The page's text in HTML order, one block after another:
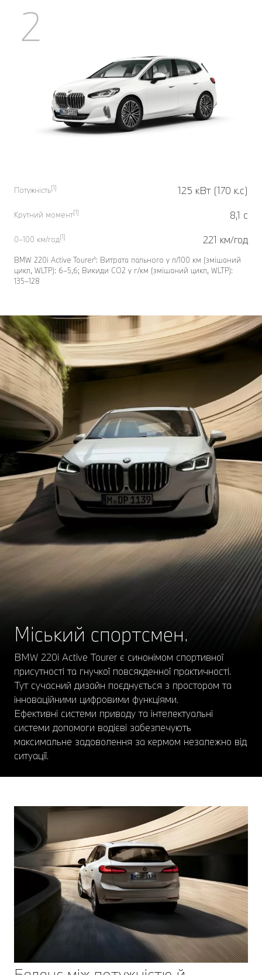
2
Потужність[1] 125 кВт (170 к.с)
Крутний момент[1] 8,1 с
0–100 км/год[1] 221 км/год
BMW 220i Active Tourer¹: Витрата пального у л/100 км (змішаний
цикл, WLTP): 6–5,6; Викиди СО2 у г/км (змішаний цикл, WLTP):
135–128
Міський спортсмен.
BMW 220i Active Tourer є синонімом спортивної
присутності та гнучкої повсякденної практичності.
Тут сучасний дизайн поєднується з простором та
інноваційними цифровими функціями.
Ефективні системи приводу та інтелектуальні
системи допомоги водієві забезпечують
максимальне задоволення за кермом незалежно від
ситуації.